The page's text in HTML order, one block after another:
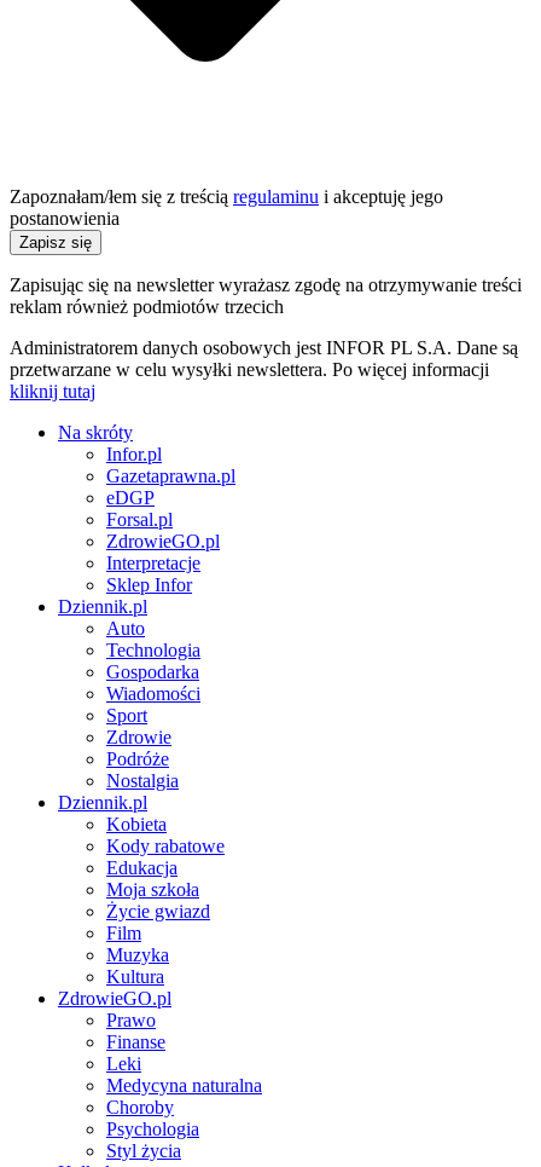
Zapoznałam/łem się z treścią regulaminu i akceptuję jego
postanowienia
Zapisz się
Zapisując się na newsletter wyrażasz zgodę na otrzymywanie treści
reklam również podmiotów trzecich
Administratorem danych osobowych jest INFOR PL S.A. Dane są
przetwarzane w celu wysyłki newslettera. Po więcej informacji
kliknij tutaj
Na skróty
Infor.pl
Gazetaprawna.pl
eDGP
Forsal.pl
ZdrowieGO.pl
Interpretacje
Sklep Infor
Dziennik.pl
Auto
Technologia
Gospodarka
Wiadomości
Sport
Zdrowie
Podróże
Nostalgia
Dziennik.pl
Kobieta
Kody rabatowe
Edukacja
Moja szkoła
Życie gwiazd
Film
Muzyka
Kultura
ZdrowieGO.pl
Prawo
Finanse
Leki
Medycyna naturalna
Choroby
Psychologia
Styl życia